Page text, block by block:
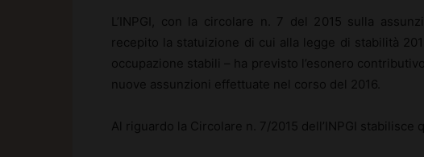
L’INPGI, con la circolare n. 7 del 2015 sulla
recepito la statuizione di cui alla legge di stabilità
occupazione stabili – ha previsto l’esonero
nuove assunzioni effettuate nel corso del 2016.
Al riguardo la Circolare n. 7/2015 dell’INPGI stabilisce